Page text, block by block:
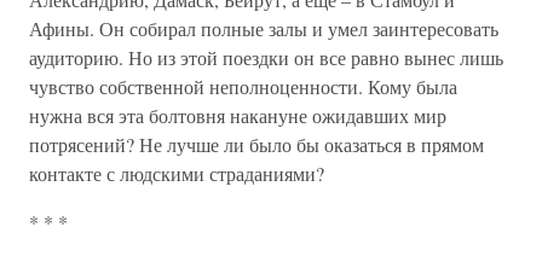
Афины. Он собирал полные залы и умел заинтересовать
аудиторию. Но из этой поездки он все равно вынес лишь
чувство собственной неполноценности. Кому была
нужна вся эта болтовня накануне ожидавших мир
потрясений? Не лучше ли было бы оказаться в прямом
контакте с людскими страданиями?
* * *